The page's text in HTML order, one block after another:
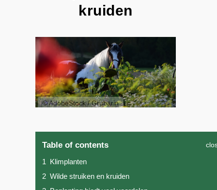
kruiden
© AdobeStock / Grubärin
Table of contents
1 Klimplanten
2 Wilde struiken en kruiden